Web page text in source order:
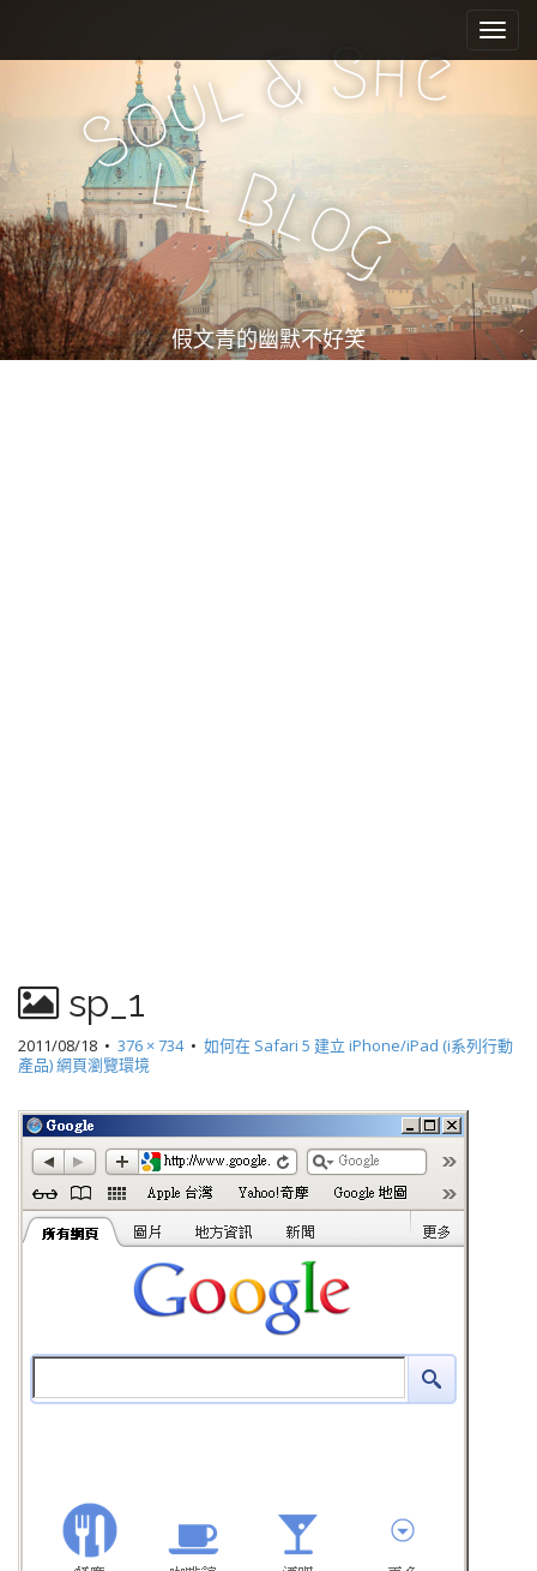
e
n
u
i
c
n
t
e
n
t
S
oul&She
ll Blog
假文青的幽默不好笑
sp_1
2011/08/18 • 376 × 734• 如何在 Safari 5 建立 iPhone/iPad (i系列行動
產品) 網頁瀏覽環境